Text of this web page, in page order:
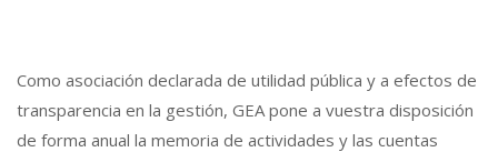
Como asociación declarada de utilidad pública y a efectos de
transparencia en la gestión, GEA pone a vuestra disposición
de forma anual la memoria de actividades y las cuentas